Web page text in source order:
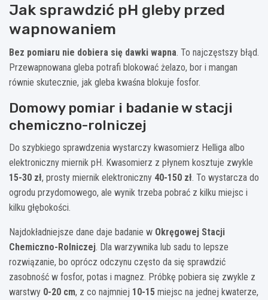
Jak sprawdzić pH gleby przed
wapnowaniem
Bez pomiaru nie dobiera się dawki wapna. To najczęstszy błąd.
Przewapnowana gleba potrafi blokować żelazo, bor i mangan
równie skutecznie, jak gleba kwaśna blokuje fosfor.
Domowy pomiar i badanie w stacji
chemiczno-rolniczej
Do szybkiego sprawdzenia wystarczy kwasomierz Helliga albo
elektroniczny miernik pH. Kwasomierz z płynem kosztuje zwykle
15-30 zł, prosty miernik elektroniczny 40-150 zł. To wystarcza do
ogrodu przydomowego, ale wynik trzeba pobrać z kilku miejsc i
kilku głębokości.
Najdokładniejsze dane daje badanie w Okręgowej Stacji
Chemiczno-Rolniczej. Dla warzywnika lub sadu to lepsze
rozwiązanie, bo oprócz odczynu często da się sprawdzić
zasobność w fosfor, potas i magnez. Próbkę pobiera się zwykle z
warstwy 0-20 cm, z co najmniej 10-15 miejsc na jednej kwaterze,